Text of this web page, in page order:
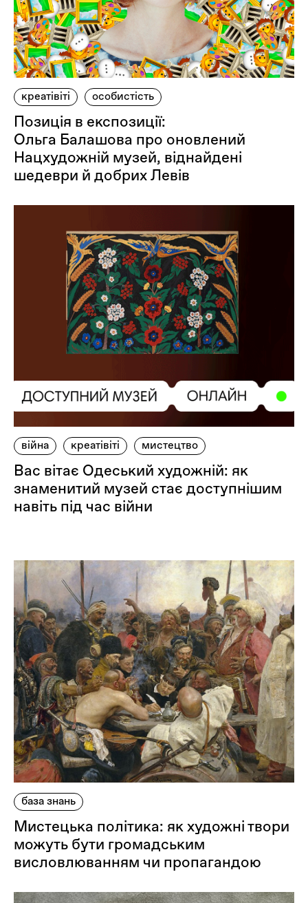
креатівіті особистість
Позиція в експозиції:
Ольга Балашова про оновлений
Нацхудожній музей, віднайдені
шедеври й добрих Левів
війна креатівіті мистецтво
Вас вітає Одеський художній: як
знаменитий музей стає доступнішим
навіть під час війни
база знань
Мистецька політика: як художні твори
можуть бути громадським
висловлюванням чи пропагандою